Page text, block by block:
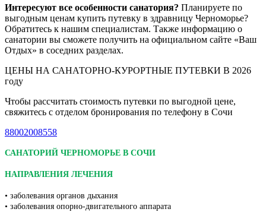
Интересуют все особенности санатория? Планируете по
выгодным ценам купить путевку в здравницу Черноморье?
Обратитесь к нашим специалистам. Также информацию о
санатории вы сможете получить на официальном сайте «Ваш
Отдых» в соседних разделах.
ЦЕНЫ НА САНАТОРНО-КУРОРТНЫЕ ПУТЕВКИ В 2026
году
Чтобы рассчитать стоимость путевки по выгодной цене,
свяжитесь с отделом бронирования по телефону в Сочи
88002008558
САНАТОРИЙ ЧЕРНОМОРЬЕ В СОЧИ
НАПРАВЛЕНИЯ ЛЕЧЕНИЯ
• заболевания органов дыхания
• заболевания опорно-двигательного аппарата